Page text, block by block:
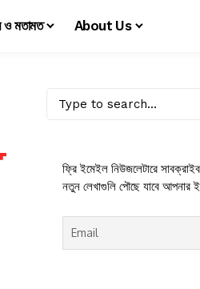
ও মতামত About Us
ফ্রি ইমেইল নিউজলেটারে
নতুন লেখাগুলি পৌছে যাবে আপনার